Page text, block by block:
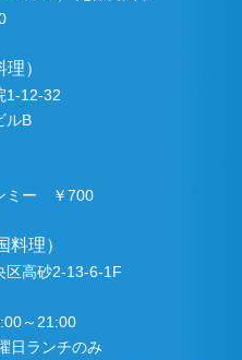
）
1-12-32
ルB
ミー ￥700
理）
区高砂2-13-6-1F
～21:00
日ランチのみ